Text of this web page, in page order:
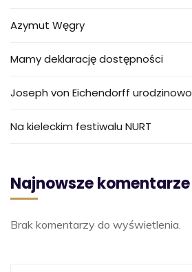
Azymut Węgry
Mamy deklarację dostępności
Joseph von Eichendorff urodzinowo
Na kieleckim festiwalu NURT
Najnowsze komentarze
Brak komentarzy do wyświetlenia.